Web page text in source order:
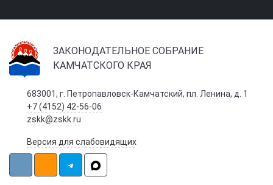
ЗАКОНОДАТЕЛЬНОЕ СОБРАНИЕ
КАМЧАТСКОГО КРАЯ
683001, г. Петропавловск-Камчатский, пл. Ленина, д. 1
+7 (4152) 42-56-06
zskk@zskk.ru
Версия для слабовидящих